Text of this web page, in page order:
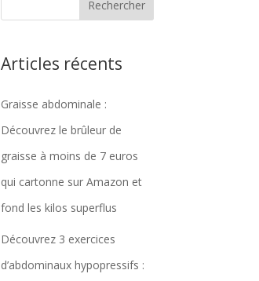
Articles récents
Graisse abdominale :
Découvrez le brûleur de
graisse à moins de 7 euros
qui cartonne sur Amazon et
fond les kilos superflus
Découvrez 3 exercices
d’abdominaux hypopressifs :